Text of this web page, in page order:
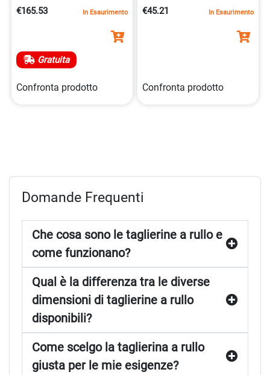
4007885015521
€165.53 In Esaurimento
Gratuita
Confronta prodotto
€45.21 In Esaurimento
Confronta prodotto
Domande Frequenti
Che cosa sono le taglierine a rullo e
come funzionano?
Qual è la differenza tra le diverse
dimensioni di taglierine a rullo
disponibili?
Come scelgo la taglierina a rullo
giusta per le mie esigenze?